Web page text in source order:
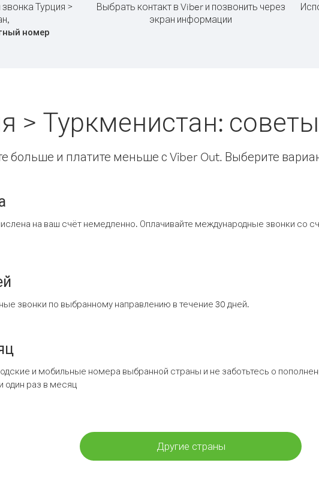
Турция >
номер
Выбрать контакт в Viber и позвонить через
экран информации
> Туркменистан:
больше и платите меньше с Viber Out. Выберите
на ваш счёт немедленно. Оплачивайте международные звонки со
звонки по выбранному направлению в течение 30 дней.
и мобильные номера выбранной страны и не заботьтесь о
один раз в месяц
Другие страны